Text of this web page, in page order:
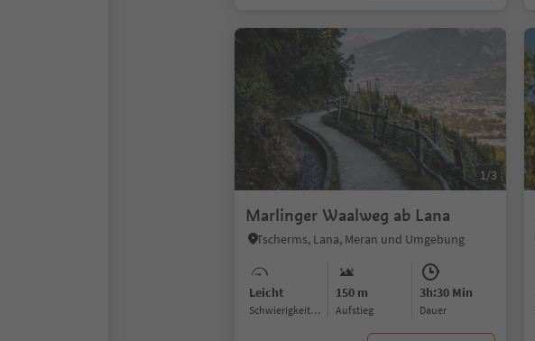
1/3
Marlinger Waalweg ab Lana
Tscherms, Lana, Meran und Umgebung
Leicht
Schwierigkeitsgrad
150 m
Aufstieg
3h:30 Min
Dauer